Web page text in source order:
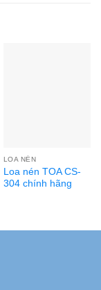
LOA NÉN
Loa nén TOA CS-
304 chính hãng